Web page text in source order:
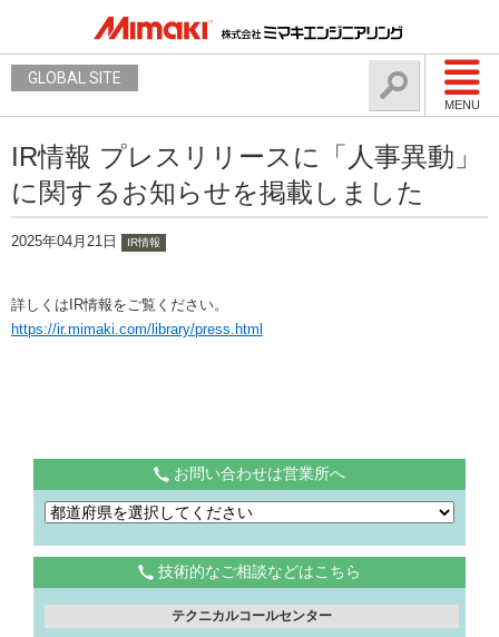
MENU
GLOBAL SITE
IR情報 プレスリリースに「人事異動」
に関するお知らせを掲載しました
2025年04月21日 IR情報
詳しくはIR情報をご覧ください。
https://ir.mimaki.com/library/press.html
お問い合わせは営業所へ
技術的なご相談などはこちら
テクニカルコールセンター